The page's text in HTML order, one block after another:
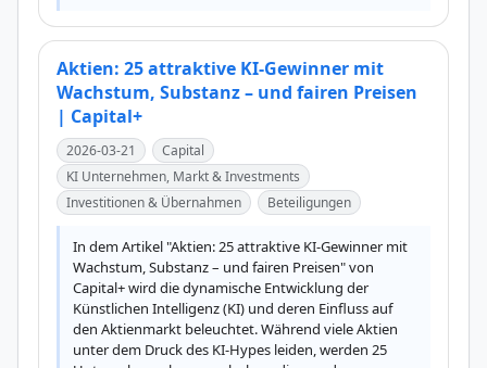
Aktien: 25 attraktive KI-Gewinner mit
Wachstum, Substanz – und fairen Preisen
| Capital+
2026-03-21
Capital
KI Unternehmen, Markt & Investments
Investitionen & Übernahmen
Beteiligungen
In dem Artikel "Aktien: 25 attraktive KI-Gewinner mit
Wachstum, Substanz – und fairen Preisen" von
Capital+ wird die dynamische Entwicklung der
Künstlichen Intelligenz (KI) und deren Einfluss auf
den Aktienmarkt beleuchtet. Während viele Aktien
unter dem Druck des KI-Hypes leiden, werden 25